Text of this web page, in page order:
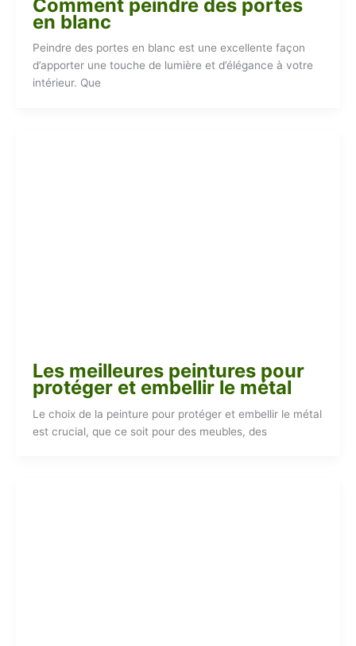
Comment peindre des portes
en blanc
Peindre des portes en blanc est une excellente façon
d’apporter une touche de lumière et d’élégance à votre
intérieur. Que
Les meilleures peintures pour
protéger et embellir le métal
Le choix de la peinture pour protéger et embellir le métal
est crucial, que ce soit pour des meubles, des